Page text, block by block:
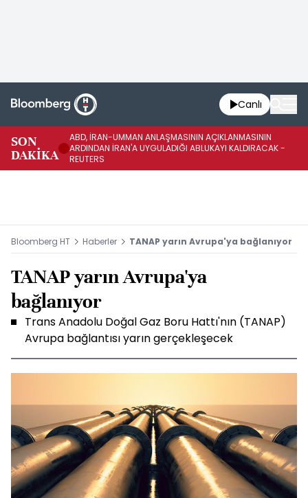
Canlı
SON
DAKİKA
ABD, İRAN-UMMAN ANLAŞMASININ AÇIKLANMASININ
ARDINDAN İRAN'A UYGULADIĞI ABLUKAYI KALDIRACAK -
REUTERS
Bloomberg HT Haberler TANAP yarın Avrupa'ya bağlanıyor
TANAP yarın Avrupa'ya
bağlanıyor
Trans Anadolu Doğal Gaz Boru Hattı'nın (TANAP)
Avrupa bağlantısı yarın gerçekleşecek